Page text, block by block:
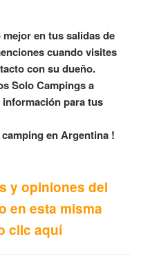
en tus salidas de
cuando visites
con su dueño.
Solo Campings a
para tus
en Argentina !
y opiniones del
en esta misma
clic aquí